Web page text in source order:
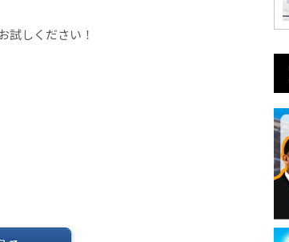
試しください！